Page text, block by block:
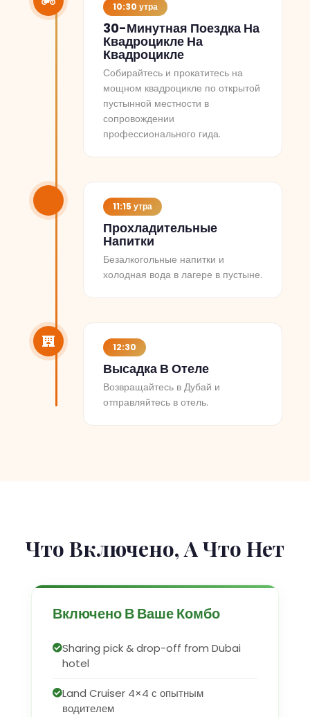
10:30 утра
30-Минутная Поездка На
Квадроцикле На
Квадроцикле
Собирайтесь и прокатитесь на
мощном квадроцикле по открытой
пустынной местности в
сопровождении
профессионального гида.
11:15 утра
Прохладительные
Напитки
Безалкогольные напитки и
холодная вода в лагере в пустыне.
12:30
Высадка В Отеле
Возвращайтесь в Дубай и
отправляйтесь в отель.
Что Включено, А Что Нет
Включено В Ваше Комбо
Sharing pick & drop-off from Dubai
hotel
Land Cruiser 4×4 с опытным
водителем